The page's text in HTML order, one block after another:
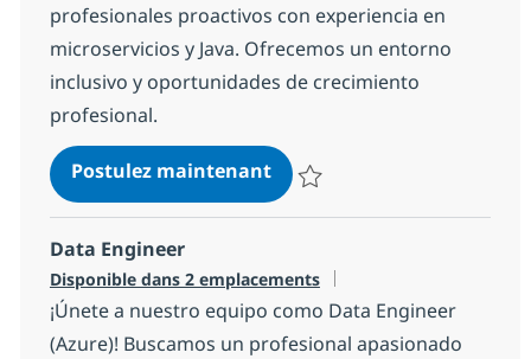
profesionales proactivos con experiencia en
microservicios y Java. Ofrecemos un entorno
inclusivo y oportunidades de crecimiento
profesional.
Postulez maintenantDesarrollador Backend
Data Engineer
Disponible dans 2 emplacements
¡Únete a nuestro equipo como Data Engineer
(Azure)! Buscamos un profesional apasionado